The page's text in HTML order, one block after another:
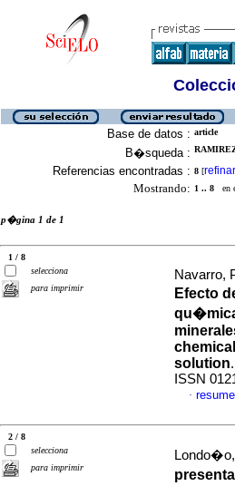
Base de datos : article
B�squeda :
Referencias encontradas : 8 [refinar
Mostrando: 1 .. 8 en
p�gina 1 de 1
1 / 8
selecciona
para imprimir
Navarro,
Efecto
solution
ISSN
·
2 / 8
selecciona
para imprimir